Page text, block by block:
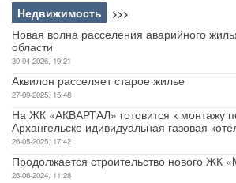
Недвижимость >>>
Новая волна расселения аварийного
области
30-04-2026, 19:21
Аквилон расселяет старое жилье
27-09-2025, 15:48
На ЖК «АКВАРТАЛ» готовится к монтажу
Архангельске идивидуальная газовая
26-05-2025, 17:42
Продолжается строительство нового ЖК
26-06-2024, 11:28